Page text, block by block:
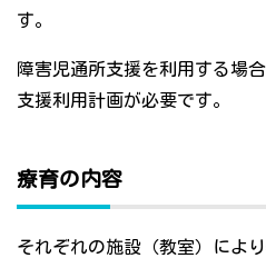
す。
障害児通所支援を利用する場
支援利用計画が必要です。
療育の内容
それぞれの施設（教室）によ